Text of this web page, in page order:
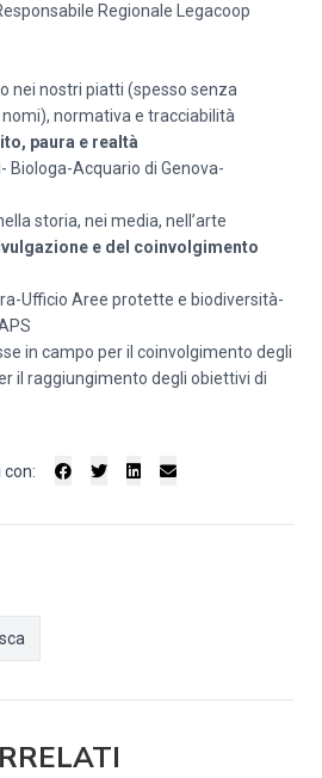
Regionale Legacoop
nei nostri piatti (spesso senza
normativa e tracciabilità
paura e realtà
Biologa-Acquario di Genova-
storia, nei media, nell’arte
e del coinvolgimento
Ufficio Aree protette e biodiversità-
in campo per il coinvolgimento degli
il raggiungimento degli obiettivi di
con: